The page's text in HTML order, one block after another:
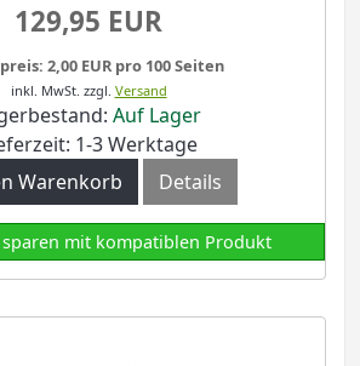
129,95 EUR
2,00 EUR pro 100 Seiten
inkl. MwSt. zzgl. Versand
Auf Lager
1-3 Werktage
Warenkorb
Details
sparen mit kompatiblen Produkt